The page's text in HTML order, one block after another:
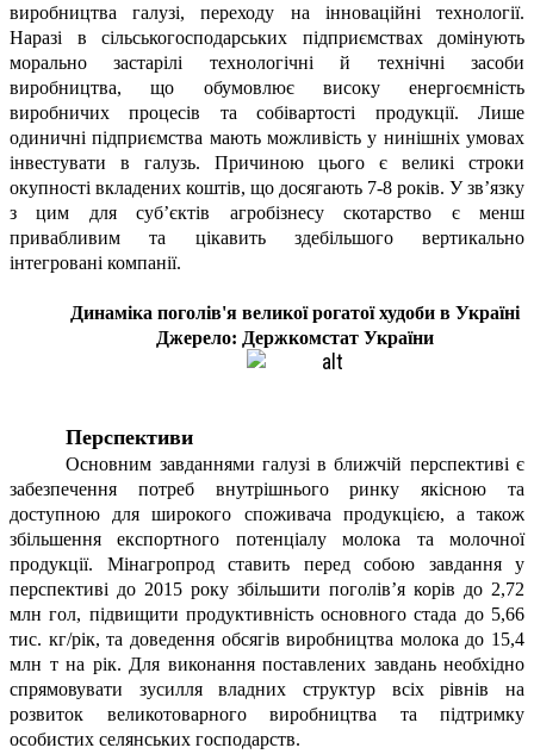
виробництва галузі, переходу на інноваційні технології.
Наразі в сільськогосподарських підприємствах домінують
морально застарілі технологічні й технічні засоби
виробництва, що обумовлює високу енергоємність
виробничих процесів та собівартості продукції. Лише
одиничні підприємства мають можливість у нинішніх умовах
інвестувати в галузь. Причиною цього є великі строки
окупності вкладених коштів, що досягають 7-8 років. У зв’язку
з цим для суб’єктів агробізнесу скотарство є менш
привабливим та цікавить здебільшого вертикально
інтегровані компанії.
Динаміка поголів'я великої рогатої худоби в Україні
Джерело: Держкомстат України
Перспективи
Основним завданнями галузі в ближчій перспективі є
забезпечення потреб внутрішнього ринку якісною та
доступною для широкого споживача продукцією, а також
збільшення експортного потенціалу молока та молочної
продукції. Мінагропрод ставить перед собою завдання у
перспективі до 2015 року збільшити поголів’я корів до 2,72
млн гол, підвищити продуктивність основного стада до 5,66
тис. кг/рік, та доведення обсягів виробництва молока до 15,4
млн т на рік. Для виконання поставлених завдань необхідно
спрямовувати зусилля владних структур всіх рівнів на
розвиток великотоварного виробництва та підтримку
особистих селянських господарств.